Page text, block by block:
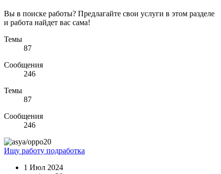
Вы в поиске работы? Предлагайте свои услуги в этом разделе
и работа найдет вас сама!
Темы
87
Сообщения
246
Темы
87
Сообщения
246
Ищу работу подработка
1 Июл 2024